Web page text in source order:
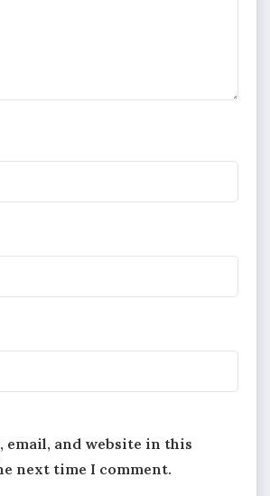
email, and website in this
next time I comment.